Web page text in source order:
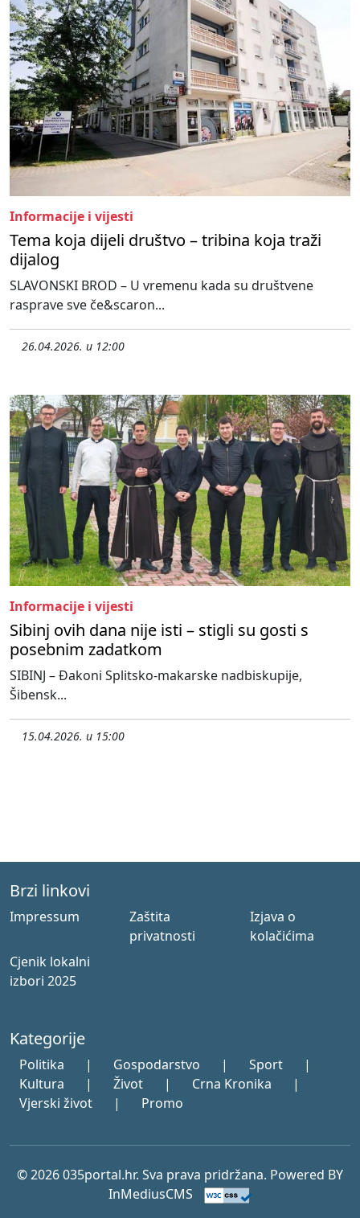
Informacije i vijesti
Tema koja dijeli društvo – tribina koja traži
dijalog
SLAVONSKI BROD – U vremenu kada su društvene
rasprave sve če&scaron...
26.04.2026. u 12:00
Informacije i vijesti
Sibinj ovih dana nije isti – stigli su gosti s
posebnim zadatkom
SIBINJ – Đakoni Splitsko-makarske nadbiskupije,
Šibensk...
15.04.2026. u 15:00
Brzi linkovi
Impressum
Zaštita
privatnosti
Izjava o
kolačićima
Cjenik lokalni
izbori 2025
Kategorije
Politika | Gospodarstvo | Sport
|
Kultura
| Život | Crna Kronika
|
Vjerski život
| Promo
© 2026 035portal.hr. Sva prava pridržana. Powered BY
InMediusCMS